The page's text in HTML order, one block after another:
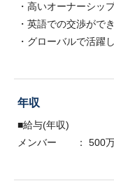
・高いオーナーシッ
・英語での交渉がで
・グローバルで活躍
年収
■給与(年収)
メンバー ： 500万